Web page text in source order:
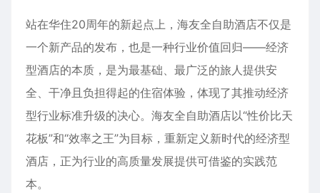
站在华住20周年的新起点上，海友全自助酒店不仅是
一个新产品的发布，也是一种行业价值回归——经济
型酒店的本质，是为最基础、最广泛的旅人提供安
全、干净且负担得起的住宿体验，体现了其推动经济
型行业标准升级的决心。海友全自助酒店以“性价比天
花板”和“效率之王”为目标，重新定义新时代的经济型
酒店，正为行业的高质量发展提供可借鉴的实践范
本。